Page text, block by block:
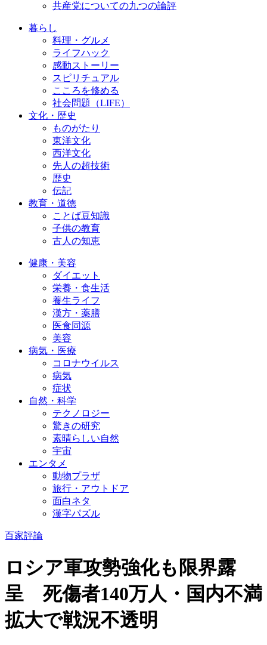
共産党についての九つの論評
暮らし
料理・グルメ
ライフハック
感動ストーリー
スピリチュアル
こころを修める
社会問題（LIFE）
文化・歴史
ものがたり
東洋文化
西洋文化
先人の超技術
歴史
伝記
教育・道徳
ことば豆知識
子供の教育
古人の知恵
健康・美容
ダイエット
栄養・食生活
養生ライフ
漢方・薬膳
医食同源
美容
病気・医療
コロナウイルス
病気
症状
自然・科学
テクノロジー
驚きの研究
素晴らしい自然
宇宙
エンタメ
動物プラザ
旅行・アウトドア
面白ネタ
漢字パズル
百家評論
ロシア軍攻勢強化も限界露
呈 死傷者140万人・国内不満
拡大で戦況不透明